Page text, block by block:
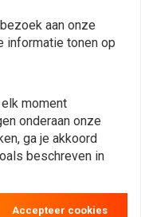
FLHR/FLHX/FLTR
24
aan onze
informatie tonen op
moment
onderaan onze
ga je akkoord
beschreven in
Accepteer cookies